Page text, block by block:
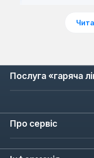
Пістолети
професійних
плитки.
швидкоз'ємне
Послуга «гаряча
Про сервіс